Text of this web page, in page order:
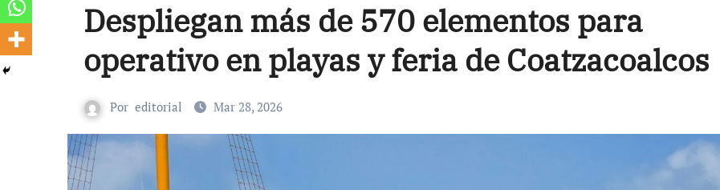
Despliegan más de 570 elementos para
operativo en playas y feria de Coatzacoalcos
Por editorial Mar 28, 2026